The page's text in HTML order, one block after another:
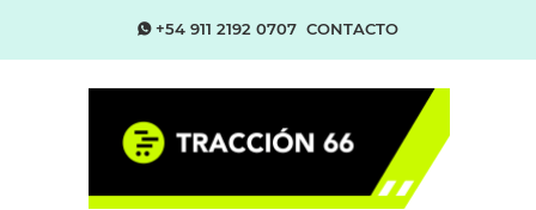
+54 911 2192 0707 CONTACTO